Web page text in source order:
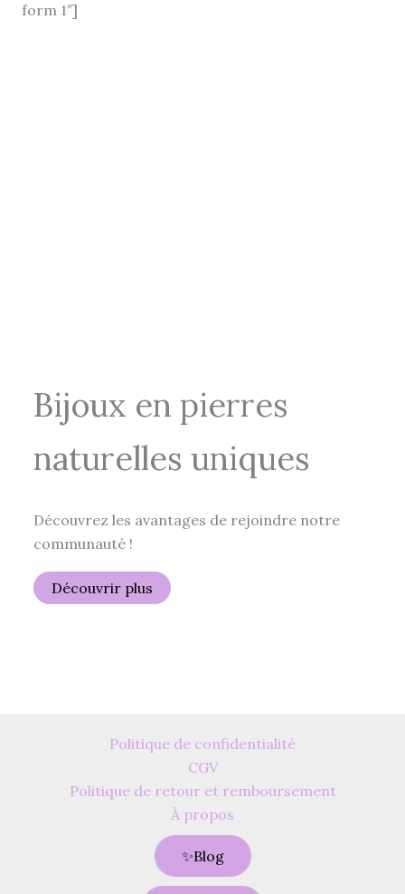
form 1″]
Bijoux en pierres
naturelles uniques
Découvrez les avantages de rejoindre notre
communauté !
Découvrir plus
Politique de confidentialité
CGV
Politique de retour et remboursement
À propos
✨Blog